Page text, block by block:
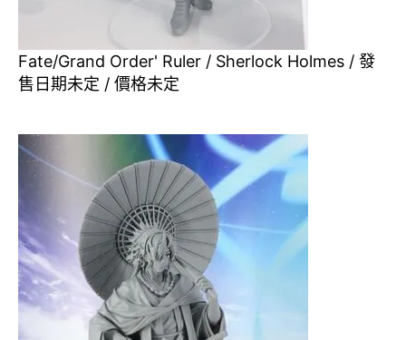
Fate/Grand Order' Ruler / Sherlock Holmes / 發
售日期未定 / 價格未定